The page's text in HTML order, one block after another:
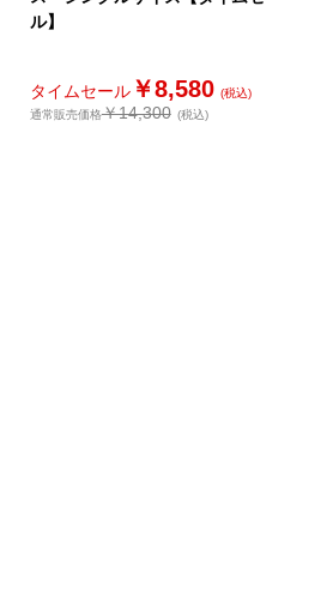
ル】
タイムセール￥8,580 (税込)
通常販売価格￥14,300 (税込)